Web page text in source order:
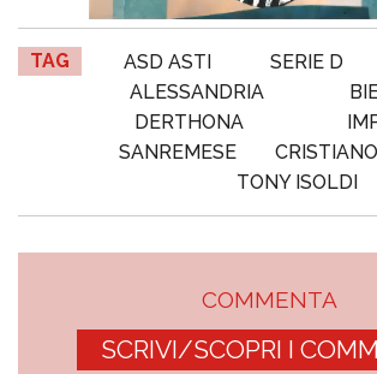
TAG ASD ASTI SERIE D
ALESSANDRIA
DERTHONA
SANREMESE
TONY ISOLDI
COMMENTA
SCRIVI/SCOPRI I